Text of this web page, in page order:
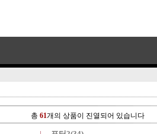
총 61개의 상품이 진열되어 있습니다